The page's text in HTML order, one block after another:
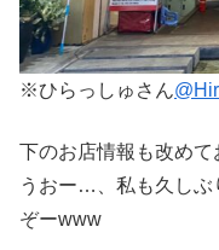
※ひらっしゅさん@
下のお店情報も改めて
うおー…、私も久しぶ
ぞーwww